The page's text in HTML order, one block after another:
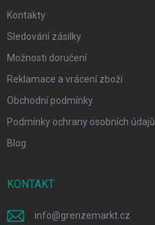
Kontakty
Sledování zásilky
Možnosti doručení
Reklamace a vrácení zboží
Obchodní podmínky
Podmínky ochrany osobních údajů
Blog
KONTAKT
info@grenzemarkt.cz